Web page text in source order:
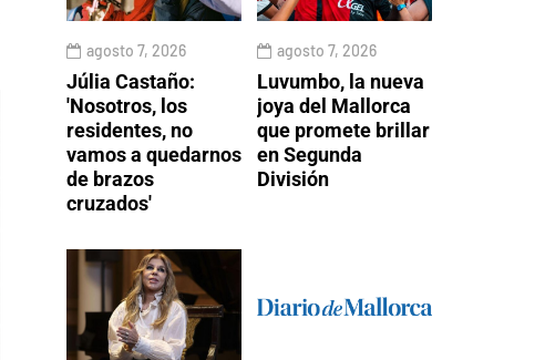
agosto 7, 2026
Júlia Castaño:
'Nosotros, los
residentes, no
vamos a quedarnos
de brazos
cruzados'
agosto 7, 2026
Luvumbo, la nueva
joya del Mallorca
que promete brillar
en Segunda
División